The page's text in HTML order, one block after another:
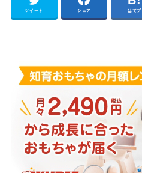
ツイート シェア はてブ